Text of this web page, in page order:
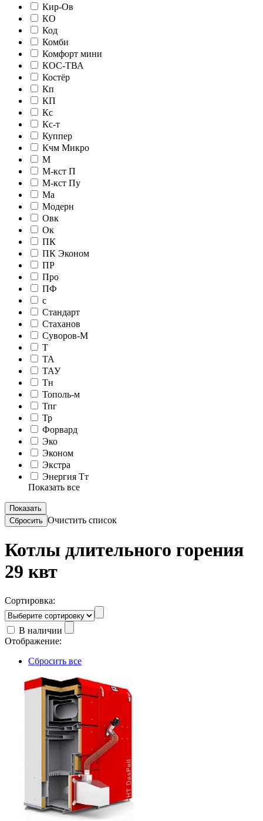
Кир-Ов
КО
Код
Комби
Комфорт мини
КОС-ТВА
Костёр
Кп
КП
Кс
Кс-т
Куппер
Кчм Микро
М
М-кст П
М-кст Пу
Ма
Модерн
Овк
Ок
ПК
ПК Эконом
ПР
Про
ПФ
с
Стандарт
Стаханов
Суворов-М
Т
ТА
ТАУ
Тн
Тополь-м
Тпг
Тр
Форвард
Эко
Эконом
Экстра
Энергия Тт
Показать все
Очистить список
Котлы длительного горения
29 квт
Сортировка:
В наличии
Отображение:
Сбросить все